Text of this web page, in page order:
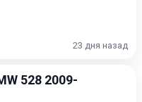
23 дня назад
528 2009-